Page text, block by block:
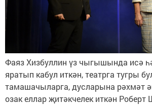
Фаяз Хизбуллин үз чыгышында исә
яратып кабул иткән, театрга тугры
тамашачыларга, дусларына рәхмәт
озак еллар җитәкчелек иткән